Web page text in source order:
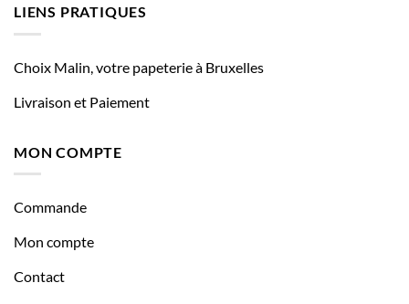
LIENS PRATIQUES
Choix Malin, votre papeterie à Bruxelles
Livraison et Paiement
MON COMPTE
Commande
Mon compte
Contact